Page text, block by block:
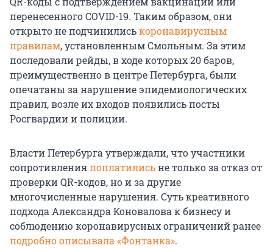
перенесенного COVID-19. Таким образом, они
открыто не подчинилиськоронавирусным
правилам, установленным Смольным. За этим
последовали рейды, в ходе которых 20 баров,
преимущественно в центре Петербурга, были
опечатаны за нарушение эпидемиологических
правил, возле их входов появились посты
Росгвардии и полиции.
Власти Петербурга утверждали, что участники
сопротивленияпоплатилисьне только за отказ от
проверки QR-кодов, но и за другие
многочисленные нарушения. Суть креативного
подхода Александра Коновалова к бизнесу и
соблюдению коронавирусных ограничений ранее
подробно описывала «Фонтанка».